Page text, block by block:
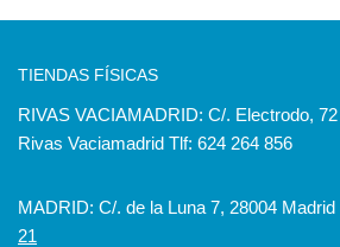
TIENDAS FÍSICAS
RIVAS VACIAMADRID: C/. Electrodo,
Rivas Vaciamadrid Tlf: 624 264 856
MADRID: C/. de la Luna 7, 28004 Madrid
21